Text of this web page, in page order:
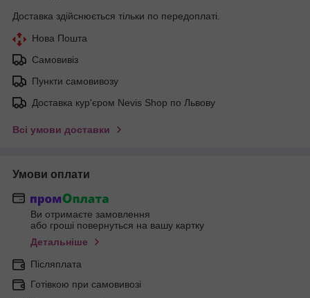
Доставка здійснюється тільки по передоплаті.
Нова Пошта
Самовивіз
Пункти самовивозу
Доставка кур'єром Nevis Shop по Львову
Всі умови доставки
Умови оплати
Ви отримаєте замовлення
або гроші повернуться на вашу картку
Детальніше
Післяплата
Готівкою при самовивозі